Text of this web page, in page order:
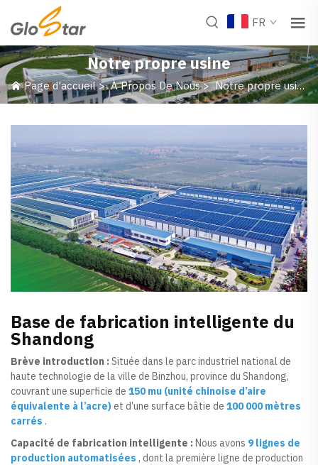
FR
Notre propre usine
Page d'accueil>À Propos De Nous>Notre propre usine
Base de fabrication intelligente du
Shandong
Brève introduction : Située dans le parc industriel national de
haute technologie de la ville de Binzhou, province du Shandong,
couvrant une superficie de 150 mu (unité chinoise d’aire
équivalente à l’acre) et d’une surface bâtie de 100 000 mètres
carrés .
Capacité de fabrication intelligente : Nous avons 9 lignes de
production automatisées , dont la première ligne de production